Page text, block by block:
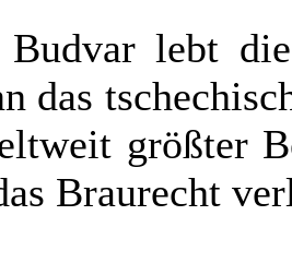
Budvar lebt
das
größter
Braurecht